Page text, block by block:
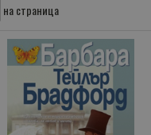
на страница